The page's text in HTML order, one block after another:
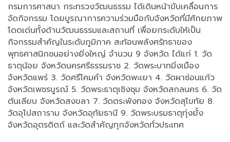
กรมการศาสนา กระทรวงวัฒนธรรม ได้เดินหน้าขับเคลื่อนการ
จัดกิจกรรม โดยบูรณาการความร่วมมือกับจังหวัดที่มีศักยภาพ
โดดเด่นทั้งด้านวัฒนธรรมและสถานที่ เพื่อยกระดับให้เป็น
กิจกรรมสำคัญในระดับภูมิภาค สะท้อนพลังศรัทธาของ
พุทธศาสนิกชนอย่างยิ่งใหญ่ จำนวน 9 จังหวัด ได้แก่ 1. วัด
ธาตุน้อย จังหวัดนครศรีธรรมราช 2. วัดพระบาทมิ่งเมือง
จังหวัดแพร่ 3. วัดศรีโคมคำ จังหวัดพะเยา 4. วัดผาซ่อนแก้ว
จังหวัดเพชรบูรณ์ 5. วัดพระธาตุเชิงชุม จังหวัดสกลนคร 6. วัด
ต้นเลียบ จังหวัดสงขลา 7. วัดตระพังทอง จังหวัดสุโขทัย 8.
วัดอุโปสถาราม จังหวัดอุทัยธานี 9. วัดพระบรมธาตุทุ่งยั้ง
จังหวัดอุตรดิตถ์ และวัดสำคัญทุกจังหวัดทั่วประเทศ